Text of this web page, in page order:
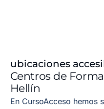
ubicaciones
Centros de
Hellín
En CursoAcceso hemos